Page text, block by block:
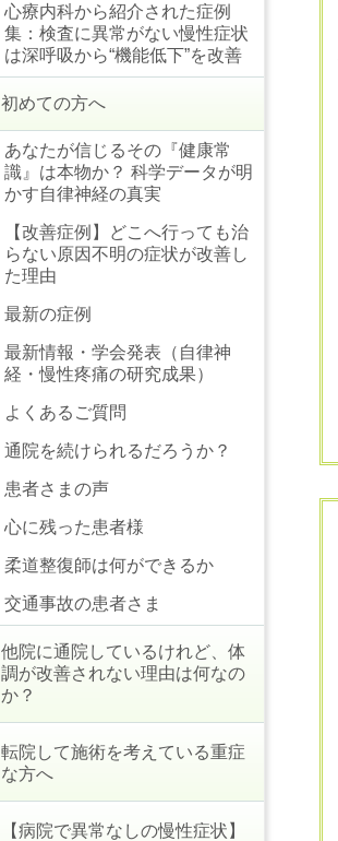
心療内科から紹介された症例
集：検査に異常がない慢性症状
は深呼吸から“機能低下”を改善
初めての方へ
あなたが信じるその『健康常
識』は本物か？ 科学データが明
かす自律神経の真実
【改善症例】どこへ行っても治
らない原因不明の症状が改善し
た理由
最新の症例
最新情報・学会発表（自律神
経・慢性疼痛の研究成果）
よくあるご質問
通院を続けられるだろうか？
患者さまの声
心に残った患者様
柔道整復師は何ができるか
交通事故の患者さま
他院に通院しているけれど、体
調が改善されない理由は何なの
か？
転院して施術を考えている重症
な方へ
【病院で異常なしの慢性症状】